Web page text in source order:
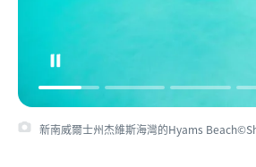
新南威爾士州杰維斯海灣的Hyams